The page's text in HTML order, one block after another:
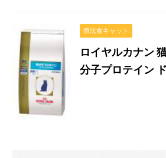
療法食キャット
ロイヤルカナン
分子プロテイン